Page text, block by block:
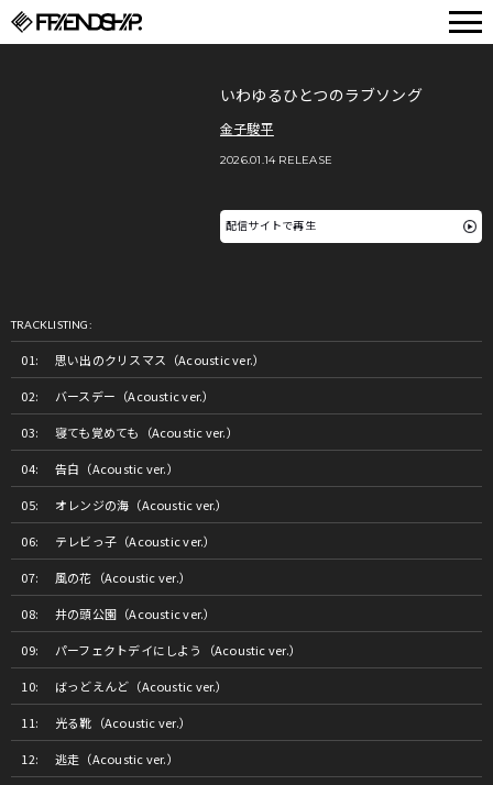
いわゆるひとつのラブソング
金子駿平
2026.01.14 RELEASE
配信サイトで再生
TRACKLISTING:
思い出のクリスマス（Acoustic ver.）
バースデー（Acoustic ver.）
寝ても覚めても（Acoustic ver.）
告白（Acoustic ver.）
オレンジの海（Acoustic ver.）
テレビっ子（Acoustic ver.）
風の花（Acoustic ver.）
井の頭公園（Acoustic ver.）
パーフェクトデイにしよう（Acoustic ver.）
ばっどえんど（Acoustic ver.）
光る靴（Acoustic ver.）
逃走（Acoustic ver.）